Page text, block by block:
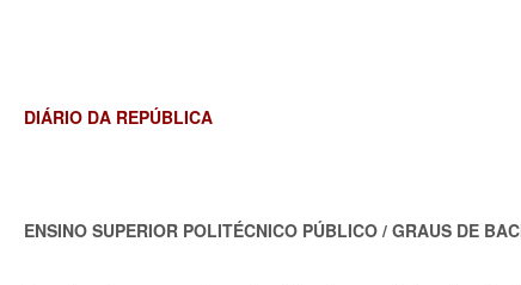
DIÁRIO DA REPÚBLICA
ENSINO SUPERIOR POLITÉCNICO PÚBLICO / GRAUS DE